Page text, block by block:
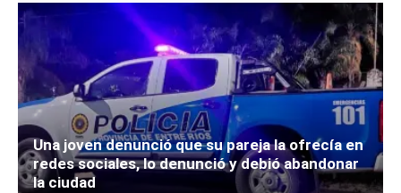
Una joven denunció que su pareja la ofrecía en
redes sociales, lo denunció y debió abandonar
la ciudad